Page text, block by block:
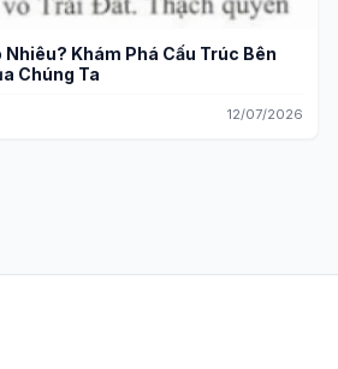
Khám Phá Cấu Trúc Bên
Chúng Ta
12/07/2026